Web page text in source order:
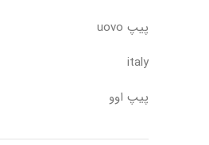
پیپ uovo
italy
پیپ اوو